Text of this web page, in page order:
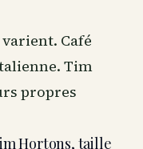
Café
Tim
propres
Hortons, taille